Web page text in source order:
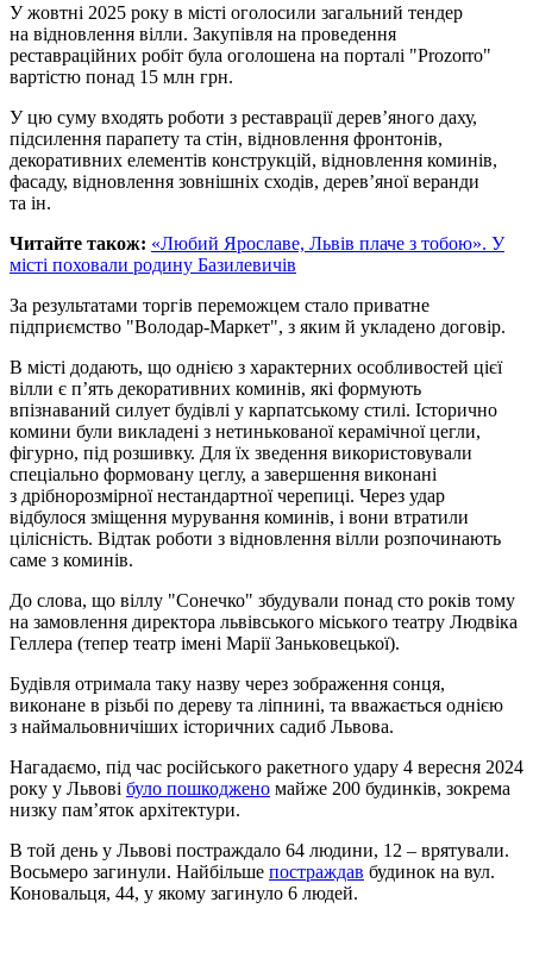
У жовтні 2025 року в місті оголосили загальний тендер
на відновлення вілли. Закупівля на проведення
реставраційних робіт була оголошена на порталі "Prozorro"
вартістю понад 15 млн грн.
У цю суму входять роботи з реставрації дерев’яного даху,
підсилення парапету та стін, відновлення фронтонів,
декоративних елементів конструкцій, відновлення коминів,
фасаду, відновлення зовнішніх сходів, дерев’яної веранди
та ін.
Читайте також: «Любий Ярославе, Львів плаче з тобою». У
місті поховали родину Базилевичів
За результатами торгів переможцем стало приватне
підприємство "Володар-Маркет", з яким й укладено договір.
В місті додають, що однією з характерних особливостей цієї
вілли є п’ять декоративних коминів, які формують
впізнаваний силует будівлі у карпатському стилі. Історично
комини були викладені з нетинькованої керамічної цегли,
фігурно, під розшивку. Для їх зведення використовували
спеціально формовану цеглу, а завершення виконані
з дрібнорозмірної нестандартної черепиці. Через удар
відбулося зміщення мурування коминів, і вони втратили
цілісність. Відтак роботи з відновлення вілли розпочинають
саме з коминів.
До слова, що віллу "Сонечко" збудували понад сто років тому
на замовлення директора львівського міського театру Людвіка
Геллера (тепер театр імені Марії Заньковецької).
Будівля отримала таку назву через зображення сонця,
виконане в різьбі по дереву та ліпнині, та вважається однією
з наймальовничіших історичних садиб Львова.
Нагадаємо, під час російського ракетного удару 4 вересня 2024
року у Львові було пошкоджено майже 200 будинків, зокрема
низку пам’яток архітектури.
В той день у Львові постраждало 64 людини, 12 – врятували.
Восьмеро загинули. Найбільше постраждав будинок на вул.
Коновальця, 44, у якому загинуло 6 людей.